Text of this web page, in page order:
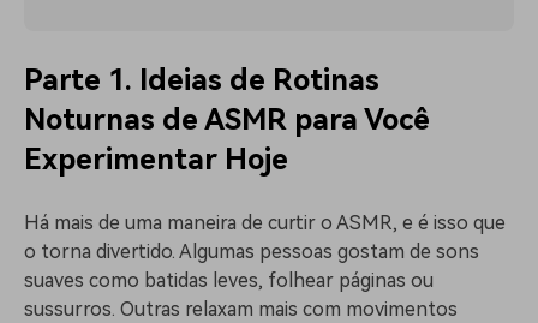
Parte 1. Ideias de Rotinas
Noturnas de ASMR para Você
Experimentar Hoje
Há mais de uma maneira de curtir o ASMR, e é isso que
o torna divertido. Algumas pessoas gostam de sons
suaves como batidas leves, folhear páginas ou
sussurros. Outras relaxam mais com movimentos